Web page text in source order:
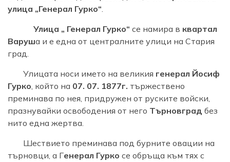
улица „Генерал Гурко“.
Улица „ Генерал Гурко“ се намира в квартал
Варуша и е една от централните улици на Стария
град.
Улицата носи името на великия генерал Йосиф
Гурко, който на 07. 07. 1877г. тържествено
преминава по нея, придружен от руските войски,
празнувайки освободения от него Търновград без
нито една жертва.
Шествието преминава под бурните овации на
търновци, а Генерал Гурко се обръща към тях с